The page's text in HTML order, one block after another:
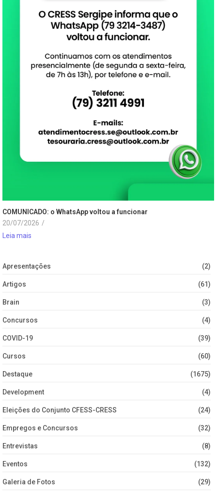
COMUNICADO: o WhatsApp voltou a funcionar
20/07/2026 /
Leia mais
Apresentações (2)
Artigos (61)
Brain (3)
Concursos (4)
COVID-19 (39)
Cursos (60)
Destaque (1675)
Development (4)
Eleições do Conjunto CFESS-CRESS (24)
Empregos e Concursos (32)
Entrevistas (8)
Eventos (132)
Galeria de Fotos (29)